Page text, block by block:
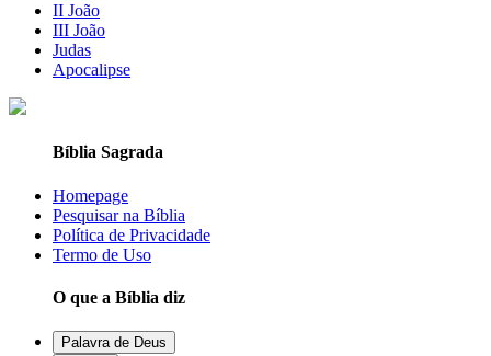
II João
III João
Judas
Apocalipse
Bíblia Sagrada
Homepage
Pesquisar na Bíblia
Política de Privacidade
Termo de Uso
O que a Bíblia diz
Palavra de Deus